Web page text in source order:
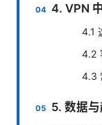
4. VPN
4.1
4.2
4.3
5. 数据